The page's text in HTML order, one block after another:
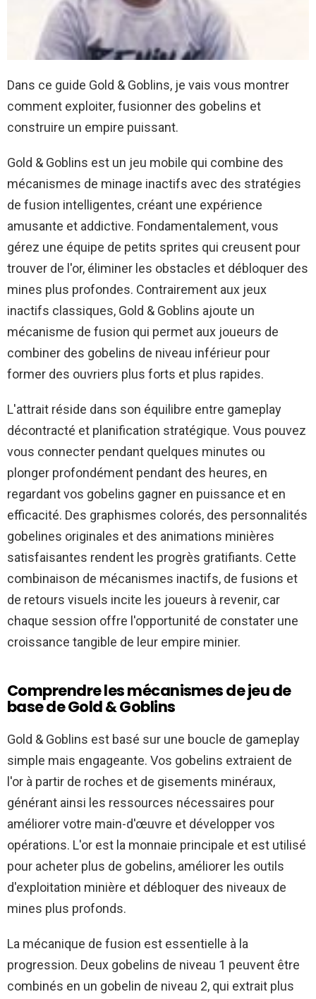
Dans ce guide Gold & Goblins, je vais vous montrer
comment exploiter, fusionner des gobelins et
construire un empire puissant.
Gold & Goblins est un jeu mobile qui combine des
mécanismes de minage inactifs avec des stratégies
de fusion intelligentes, créant une expérience
amusante et addictive. Fondamentalement, vous
gérez une équipe de petits sprites qui creusent pour
trouver de l'or, éliminer les obstacles et débloquer des
mines plus profondes. Contrairement aux jeux
inactifs classiques, Gold & Goblins ajoute un
mécanisme de fusion qui permet aux joueurs de
combiner des gobelins de niveau inférieur pour
former des ouvriers plus forts et plus rapides.
L'attrait réside dans son équilibre entre gameplay
décontracté et planification stratégique. Vous pouvez
vous connecter pendant quelques minutes ou
plonger profondément pendant des heures, en
regardant vos gobelins gagner en puissance et en
efficacité. Des graphismes colorés, des personnalités
gobelines originales et des animations minières
satisfaisantes rendent les progrès gratifiants. Cette
combinaison de mécanismes inactifs, de fusions et
de retours visuels incite les joueurs à revenir, car
chaque session offre l'opportunité de constater une
croissance tangible de leur empire minier.
Comprendre les mécanismes de jeu de
base de Gold & Goblins
Gold & Goblins est basé sur une boucle de gameplay
simple mais engageante. Vos gobelins extraient de
l'or à partir de roches et de gisements minéraux,
générant ainsi les ressources nécessaires pour
améliorer votre main-d'œuvre et développer vos
opérations. L'or est la monnaie principale et est utilisé
pour acheter plus de gobelins, améliorer les outils
d'exploitation minière et débloquer des niveaux de
mines plus profonds.
La mécanique de fusion est essentielle à la
progression. Deux gobelins de niveau 1 peuvent être
combinés en un gobelin de niveau 2, qui extrait plus